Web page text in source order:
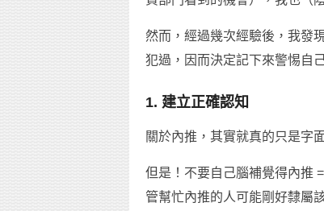
然而，經過幾次經驗後，我發
犯過，因而決定記下來警惕自
1. 建立正確認知
關於內推，其實就真的只是字
但是！不要自己腦補覺得內推
管幫忙內推的人可能剛好隸屬